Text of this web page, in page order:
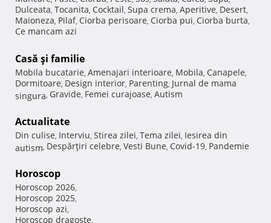
Dulceata, Tocanita, Cocktail, Supa crema, Aperitive, Desert,
Maioneza, Pilaf, Ciorba perisoare, Ciorba pui, Ciorba burta,
Ce mancam azi
Casă şi familie
Mobila bucatarie, Amenajari interioare, Mobila, Canapele,
Dormitoare, Design interior, Parenting, Jurnal de mama
singura, Gravide, Femei curajoase, Autism
Actualitate
Din culise, Interviu, Stirea zilei, Tema zilei, Iesirea din
autism, Despărţiri celebre, Vesti Bune, Covid-19, Pandemie
Horoscop
Horoscop 2026,
Horoscop 2025,
Horoscop azi,
Horoscop dragoste,